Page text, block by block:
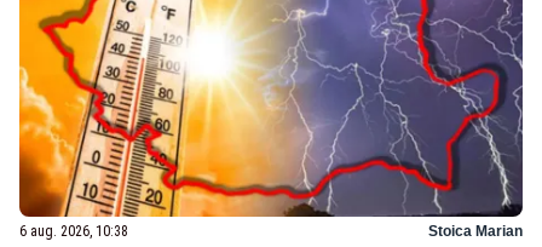
6 aug. 2026, 10:38 Stoica Marian